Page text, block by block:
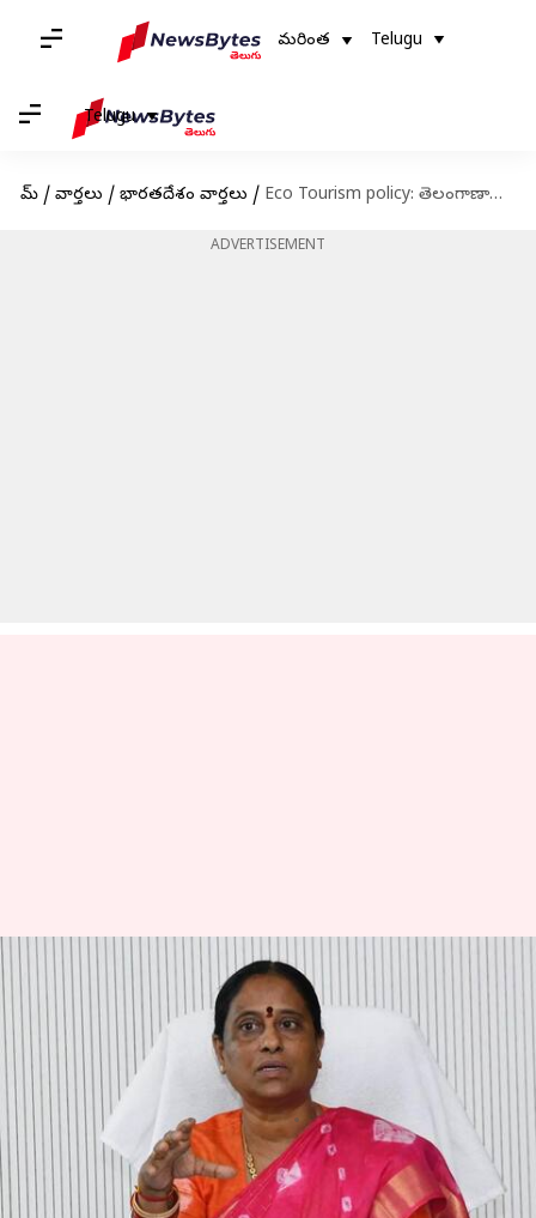
మరింత Telugu
Telugu
హోమ్ / వార్తలు / భారతదేశం వార్తలు / Eco Tourism policy: తెలంగాణాలో త్వరలో ఎకో టూరిజం పాలసీ.. అటవీశాఖ నివేదిక విడుదల చేసిన మంత్రి సురేఖ
ADVERTISEMENT
Eco Tourism policy: తెలంగాణాలో
త్వరలో ఎకో టూరిజం పాలసీ..
అటవీశాఖ నివేదిక విడుదల చేసిన
మంత్రి సురేఖ
వ్రాసిన వారు Sirish Praharaju Dec 05, 2024 11:47 am
ఈ వార్తాకథనం ఏంటి